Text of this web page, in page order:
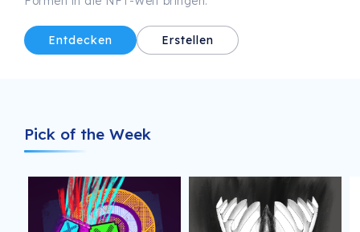
Entdecken Erstellen
FEATURED WORK
movement’ set onto the surface of photosensitive paper.
Cyanotype is the earliest form of photography;[…] it’s the
were made. My work is influenced by the natural world, as
well as created by light, duration, and the chemistry of
making a photographic print. This cyanotype nft collection
Pick of the Week